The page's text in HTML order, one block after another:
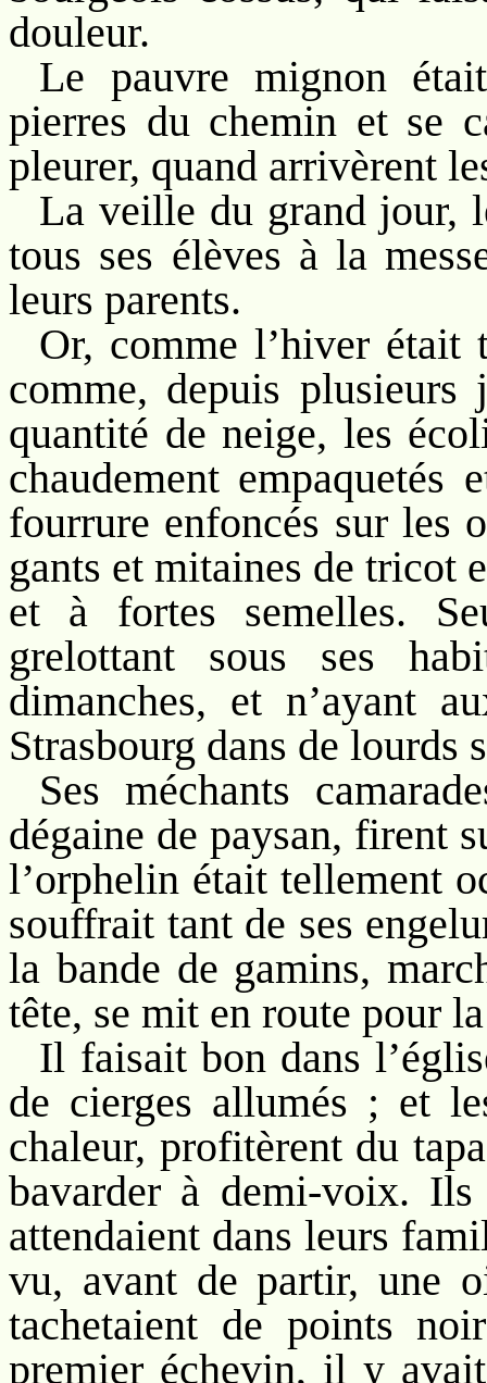
douleur.
Le pauvre mignon
pierres du chemin et se
pleurer, quand arrivèrent
La veille du grand jour,
tous ses élèves à la
leurs parents.
Or, comme l’hiver était
comme, depuis
quantité de neige, les
chaudement empaquetés
fourrure enfoncés sur les
gants et mitaines de tricot
et à fortes semelles.
grelottant sous ses
dimanches, et n’ayant
Strasbourg dans de lourds
Ses méchants
dégaine de paysan, firent
l’orphelin était tellement
souffrait tant de ses
la bande de gamins,
tête, se mit en route pour
Il faisait bon dans
de cierges allumés ; et
chaleur, profitèrent du
bavarder à demi-voix.
attendaient dans leurs
vu, avant de partir, une
tachetaient de points
premier échevin, il y